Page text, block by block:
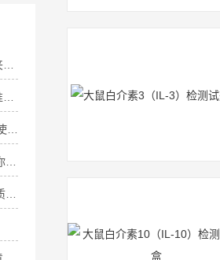
ELISA检测试剂盒方法之双抗体夹心法测抗原
大鼠热休克蛋白70检测试剂盒的使用范围
关于检测试剂盒的几个注意事项你了解多少
细胞因子检测试剂盒的标准化与质量控制